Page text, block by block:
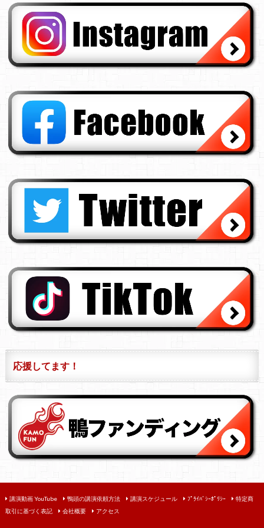
応援してます！
講演動画 YouTube 鴨頭の講演依頼方法 講演スケジュール ﾌﾟﾗｲﾊﾞｼｰﾎﾟﾘｼｰ
特定商
取引に基づく表記
会社概要 アクセス